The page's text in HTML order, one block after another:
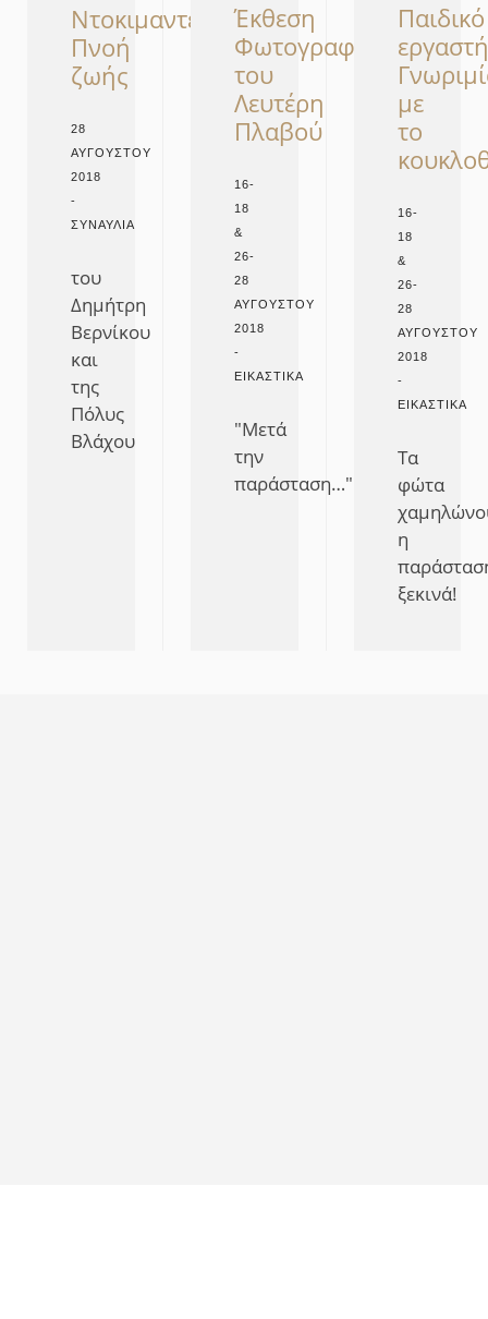
Ντοκιμαντέρ:
Πνοή
ζωής
28
ΑΥΓΟΎΣΤΟΥ
2018
-
ΣΥΝΑΥΛΊΑ
του
Δημήτρη
Βερνίκου
και
της
Πόλυς
Βλάχου
Έκθεση
Φωτογραφίας
του
Λευτέρη
Πλαβού
16-
18
&
26-
28
ΑΥΓΟΎΣΤΟΥ
2018
-
ΕΙΚΑΣΤΙΚΆ
"Μετά
την
παράσταση…"
Παιδικό
με
το
16-
18
&
26-
28
ΑΥΓΟΎΣΤΟΥ
2018
-
ΕΙΚΑΣΤΙΚΆ
Τα
φώτα
η
ξεκινά!